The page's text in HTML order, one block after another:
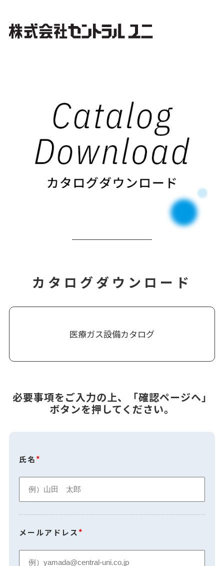
カタログダウンロード
医療ガス設備カタログ
必要事項をご入力の上、「確認ページヘ」
ボタンを押してください。
氏名*
メールアドレス*